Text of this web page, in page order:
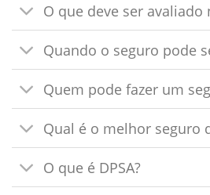
O que deve ser avaliado
Quando o seguro pode
Quem pode fazer um
Qual é o melhor seguro
O que é DPSA?